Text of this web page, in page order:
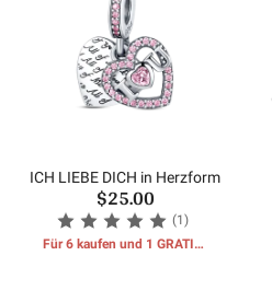
ICH LIEBE DICH in Herzform
$25.00
(1)
Für 6 kaufen und 1 GRATIS-